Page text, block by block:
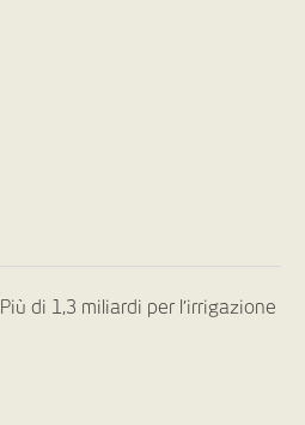
Più di 1,3 miliardi per l’irrigazione